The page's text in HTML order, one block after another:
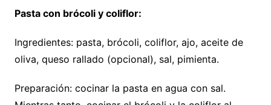
Pasta con brócoli y coliflor:
Ingredientes: pasta, brócoli, coliflor, ajo, aceite de
oliva, queso rallado (opcional), sal, pimienta.
Preparación: cocinar la pasta en agua con sal.